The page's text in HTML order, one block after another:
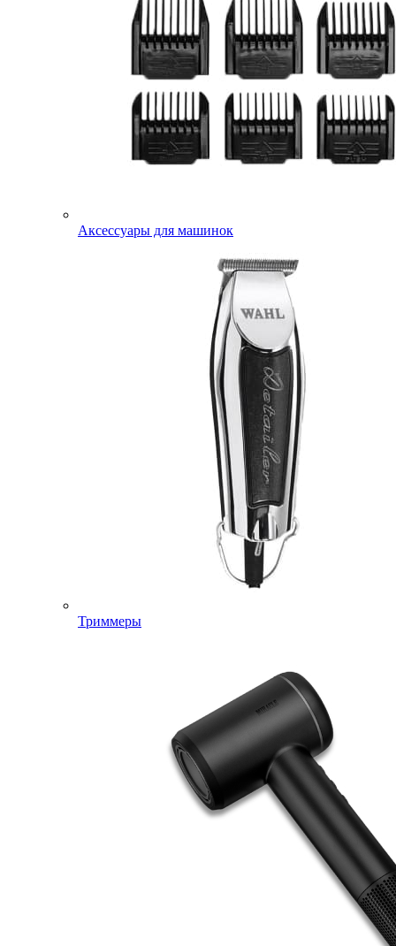
Аксессуары для машинок
Триммеры